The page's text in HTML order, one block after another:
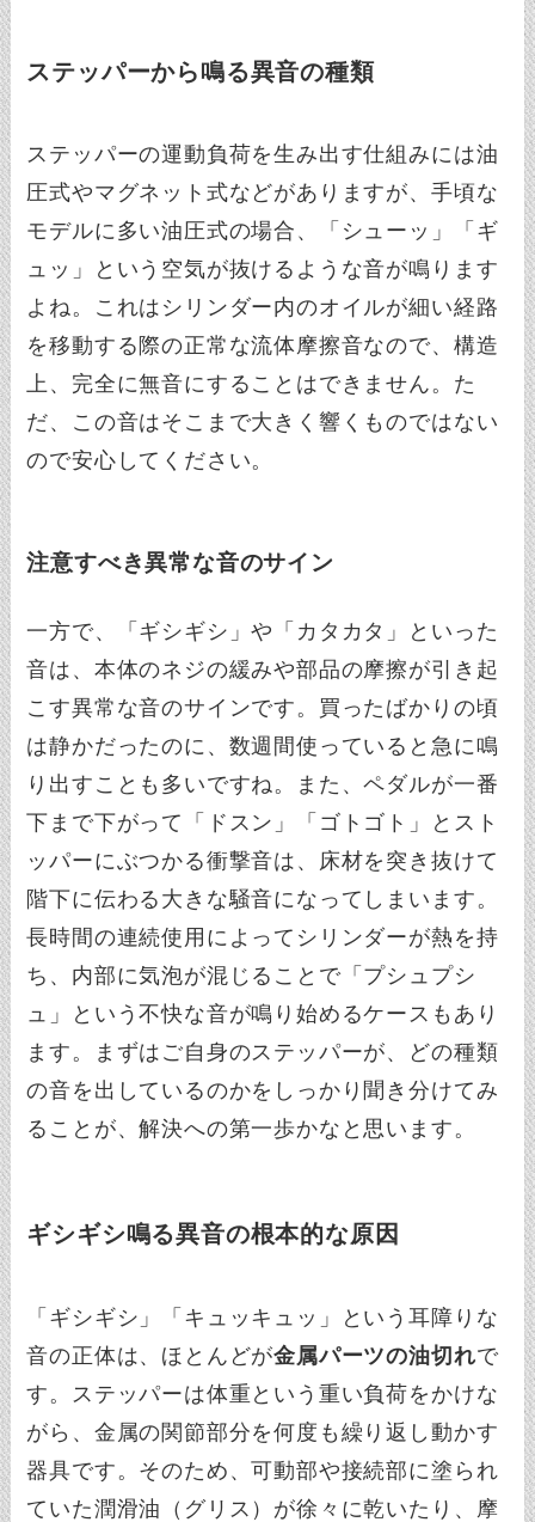
ステッパーから鳴る異音の種類
ステッパーの運動負荷を生み出す仕組みには油
圧式やマグネット式などがありますが、手頃な
モデルに多い油圧式の場合、「シューッ」「ギ
ュッ」という空気が抜けるような音が鳴ります
よね。これはシリンダー内のオイルが細い経路
を移動する際の正常な流体摩擦音なので、構造
上、完全に無音にすることはできません。た
だ、この音はそこまで大きく響くものではない
ので安心してください。
注意すべき異常な音のサイン
一方で、「ギシギシ」や「カタカタ」といった
音は、本体のネジの緩みや部品の摩擦が引き起
こす異常な音のサインです。買ったばかりの頃
は静かだったのに、数週間使っていると急に鳴
り出すことも多いですね。また、ペダルが一番
下まで下がって「ドスン」「ゴトゴト」とスト
ッパーにぶつかる衝撃音は、床材を突き抜けて
階下に伝わる大きな騒音になってしまいます。
長時間の連続使用によってシリンダーが熱を持
ち、内部に気泡が混じることで「プシュプシ
ュ」という不快な音が鳴り始めるケースもあり
ます。まずはご自身のステッパーが、どの種類
の音を出しているのかをしっかり聞き分けてみ
ることが、解決への第一歩かなと思います。
ギシギシ鳴る異音の根本的な原因
「ギシギシ」「キュッキュッ」という耳障りな
音の正体は、ほとんどが金属パーツの油切れで
す。ステッパーは体重という重い負荷をかけな
がら、金属の関節部分を何度も繰り返し動かす
器具です。そのため、可動部や接続部に塗られ
ていた潤滑油（グリス）が徐々に乾いたり、摩